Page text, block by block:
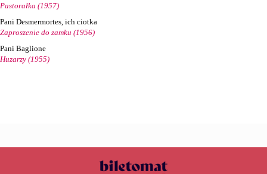
Pastorałka (1957)
Pani Desmermortes, ich ciotka
Zaproszenie do zamku (1956)
Pani Baglione
Huzarzy (1955)